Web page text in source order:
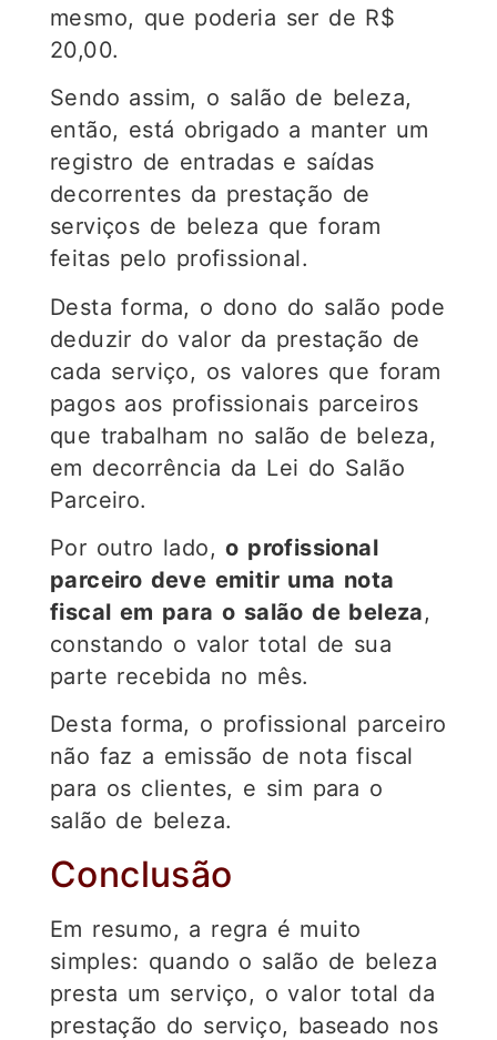
mesmo, que poderia ser de R$
20,00.
Sendo assim, o salão de beleza,
então, está obrigado a manter um
registro de entradas e saídas
decorrentes da prestação de
serviços de beleza que foram
feitas pelo profissional.
Desta forma, o dono do salão pode
deduzir do valor da prestação de
cada serviço, os valores que foram
pagos aos profissionais parceiros
que trabalham no salão de beleza,
em decorrência da Lei do Salão
Parceiro.
Por outro lado,o profissional
parceiro deve emitir uma nota
fiscal em para o salão de beleza,
constando o valor total de sua
parte recebida no mês.
Desta forma, o profissional parceiro
não faz a emissão de nota fiscal
para os clientes, e sim para o
salão de beleza.
Conclusão
Em resumo, a regra é muito
simples: quando o salão de beleza
presta um serviço, o valor total da
prestação do serviço, baseado nos